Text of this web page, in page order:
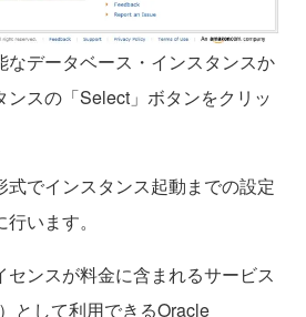
データベース・インスタンスか
ンスの「Select」ボタンをクリッ
でインスタンス起動までの設定
います。
ンスが料金に含まれるサービス
として利用できるOracle